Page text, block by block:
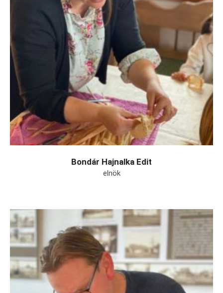
Bondár Hajnalka Edit
elnök